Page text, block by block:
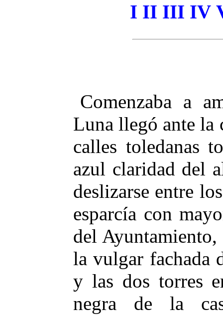
I II III IV
Comenzaba a
Luna llegó ante la
calles toledanas
azul claridad del
deslizarse entre
esparcía con
del Ayuntamiento,
la vulgar fachada
y las dos torres
negra de la